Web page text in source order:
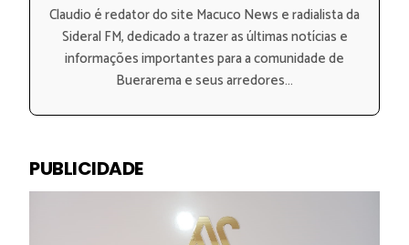
Claudio é redator do site Macuco News e radialista da
Sideral FM, dedicado a trazer as últimas notícias e
informações importantes para a comunidade de
Buerarema e seus arredores...
PUBLICIDADE